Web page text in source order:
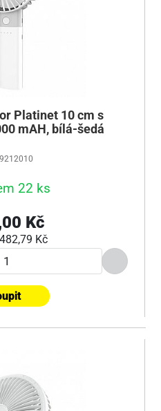
Platinet 10 cm s
mAH, bílá-šedá
22 ks
Kč
482,79 Kč